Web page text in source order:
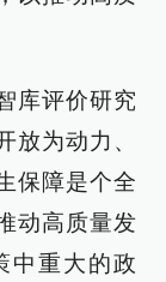
库评价研究
放为动力、
保障是个全
动高质量发
中重大的政